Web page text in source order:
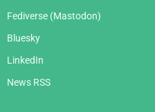
Fediverse (Mastodon)
Bluesky
LinkedIn
News RSS